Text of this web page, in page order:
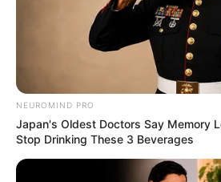
Clothes And Shoes Are The
BRAINBERRIES
NEUROMIND PRO
Japan's Oldest Doctors Say Memory
Stop Drinking These 3 Beverages